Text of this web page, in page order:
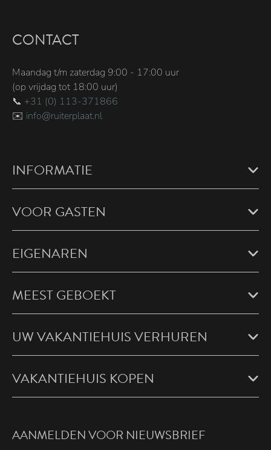
CONTACT
Maandag t/m zaterdag 9:00 - 17:00 uur
(op vrijdag tot 18:00 uur)
📞 +31 (0) 113-371866
✉️ info@ruiterplaat.nl
INFORMATIE
VOOR GASTEN
EIGENAREN
MEEST GEBOEKT
UW VAKANTIEHUIS VERHUREN
VAKANTIEHUIS KOPEN
AANMELDEN VOOR NIEUWSBRIEF